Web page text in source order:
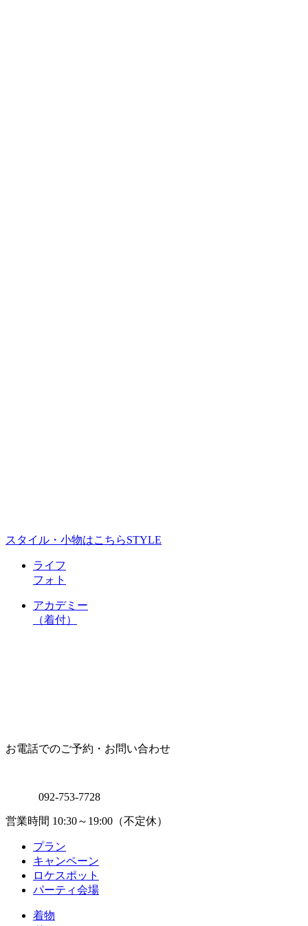
スタイル・小物はこちらSTYLE
ライフ
フォト
アカデミー
（着付）
お電話でのご予約・お問い合わせ
092-753-7728
営業時間 10:30～19:00（不定休）
プラン
キャンペーン
ロケスポット
パーティ会場
着物